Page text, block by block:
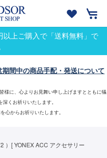
上ご購入で「送料無料」で
期間中の商品手配・発送について
様に、心よりお見舞い申し上げますとともに犠
くお祈りいたします。
心からお祈りいたします。
）[ YONEX ACC アクセサリー